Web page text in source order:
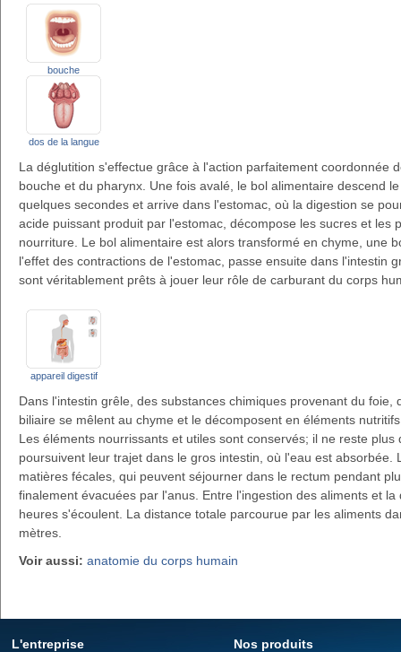
bouche
dos de la langue
La déglutition s'effectue grâce à l'action parfaitement coordonnée
bouche et du pharynx. Une fois avalé, le bol alimentaire descend
quelques secondes et arrive dans l'estomac, où la digestion se
acide puissant produit par l'estomac, décompose les sucres et les
nourriture. Le bol alimentaire est alors transformé en chyme, une
l'effet des contractions de l'estomac, passe ensuite dans l'intestin
sont véritablement prêts à jouer leur rôle de carburant du corps
appareil digestif
Dans l'intestin grêle, des substances chimiques provenant du foie,
biliaire se mêlent au chyme et le décomposent en éléments
Les éléments nourrissants et utiles sont conservés; il ne reste
poursuivent leur trajet dans le gros intestin, où l'eau est absorbée.
matières fécales, qui peuvent séjourner dans le rectum pendant
finalement évacuées par l'anus. Entre l'ingestion des aliments et
heures s'écoulent. La distance totale parcourue par les aliments
mètres.
Voir aussi: anatomie du corps humain
L'entreprise Nos produits